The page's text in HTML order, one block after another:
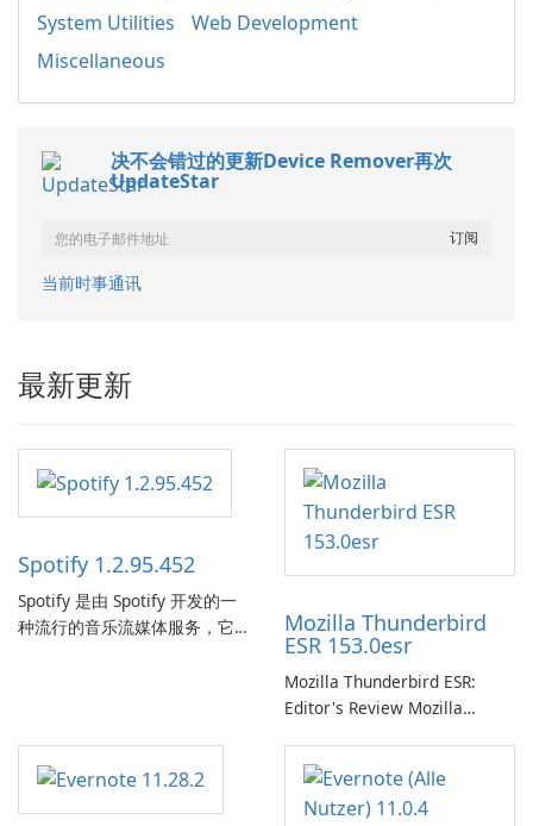
System Utilities
Web Development
Miscellaneous
决不会错过的更新Device Remover再次
UpdateStar
当前时事通讯
最新更新
Spotify 1.2.95.452
Spotify 是由 Spotify 开发的一
种流行的音乐流媒体服务，它
的音乐体验，让他们发现、流
式传输和欣赏他们最喜欢的音
Mozilla Thunderbird
ESR 153.0esr
Mozilla Thunderbird ESR:
Editor's Review Mozilla
Support Release) is the long-
term support channel of the
Thunderbird desktop email